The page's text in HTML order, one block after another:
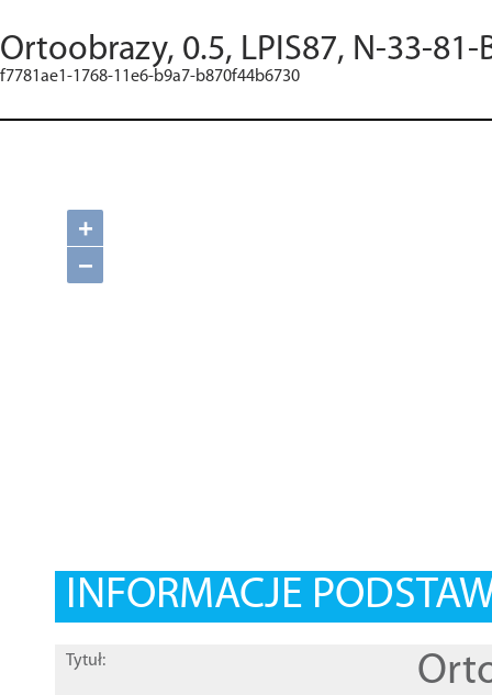
Ortoobrazy, 0.5, LPIS87, N-33-81-
f7781ae1-1768-11e6-b9a7-b870f44b6730
+
−
INFORMACJE
Tytuł: